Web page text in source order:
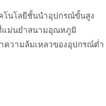
นโลยีชั้นนำอุปกรณ์ขั้นสูง
แม่นยำสนามอุณหภูมิ
ความล้มเหลวของอุปกรณ์ต่ำ